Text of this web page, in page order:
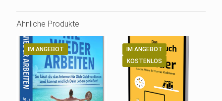
Ähnliche Produkte
IM ANGEBOT
IM ANGEBOT
KOSTENLOS